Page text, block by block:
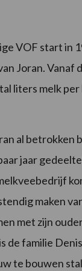
VOF start in
Joran.
liters melk
al
jaar
maken
met zijn
de familie
te bouwen